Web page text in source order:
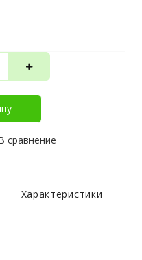
сравнение
Характеристики